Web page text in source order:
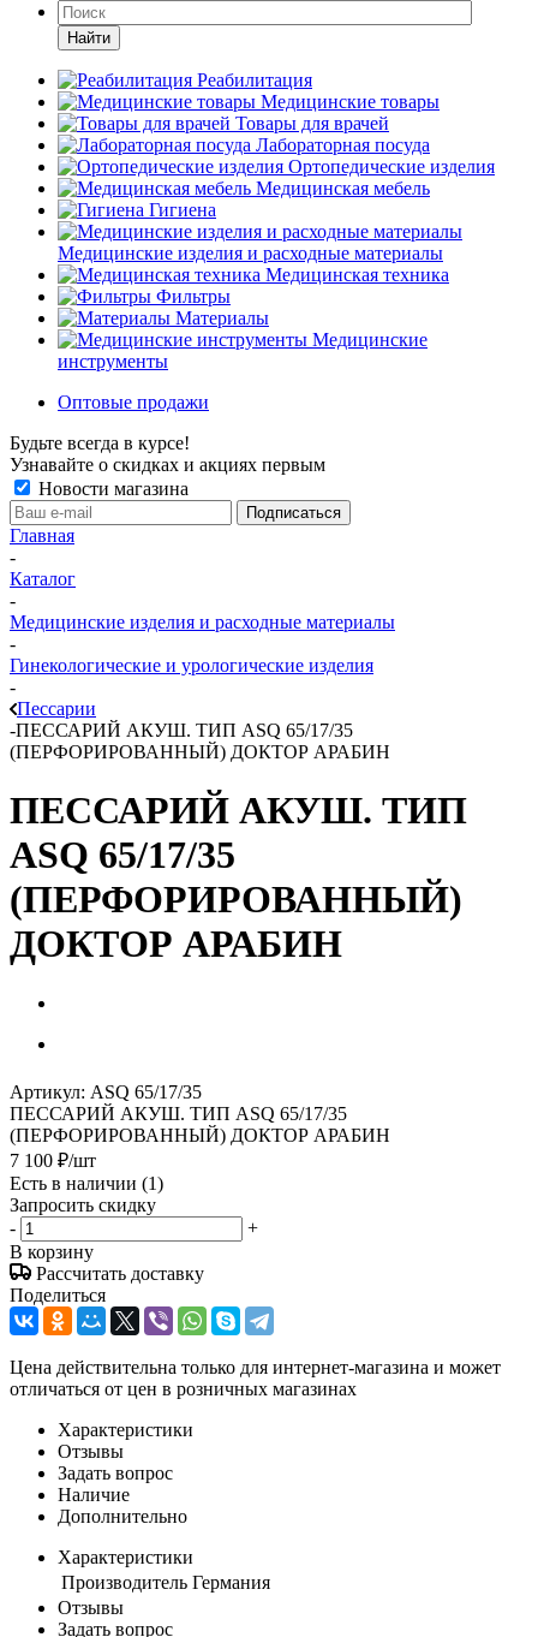
Найти
Реабилитация
Медицинские товары
Товары для врачей
Лабораторная посуда
Ортопедические изделия
Медицинская мебель
Гигиена
Медицинские изделия и расходные материалы
Медицинская техника
Фильтры
Материалы
Медицинские
инструменты
Оптовые продажи
Будьте всегда в курсе!
Узнавайте о скидках и акциях первым
Новости магазина
Главная
-
Каталог
-
Медицинские изделия и расходные материалы
-
Гинекологические и урологические изделия
-
Пессарии
-ПЕССАРИЙ АКУШ. ТИП ASQ 65/17/35
(ПЕРФОРИРОВАННЫЙ) ДОКТОР АРАБИН
ПЕССАРИЙ АКУШ. ТИП
ASQ 65/17/35
(ПЕРФОРИРОВАННЫЙ)
ДОКТОР АРАБИН
Артикул: ASQ 65/17/35
ПЕССАРИЙ АКУШ. ТИП ASQ 65/17/35
(ПЕРФОРИРОВАННЫЙ) ДОКТОР АРАБИН
7 100 ₽/шт
Есть в наличии (1)
Запросить скидку
-
+
В корзину
Рассчитать доставку
Поделиться
Цена действительна только для интернет-магазина и может
отличаться от цен в розничных магазинах
Характеристики
Отзывы
Задать вопрос
Наличие
Дополнительно
Характеристики
Производитель Германия
Отзывы
Задать вопрос